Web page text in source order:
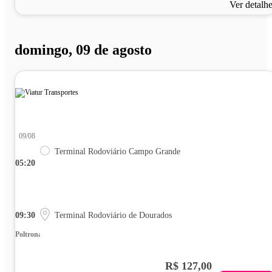
Ver
domingo, 09 de agosto
05:20
09/08
Terminal Rodoviário Campo Grande
09:30 Terminal Rodoviário de Dourados
Poltrona
R$ 127,00